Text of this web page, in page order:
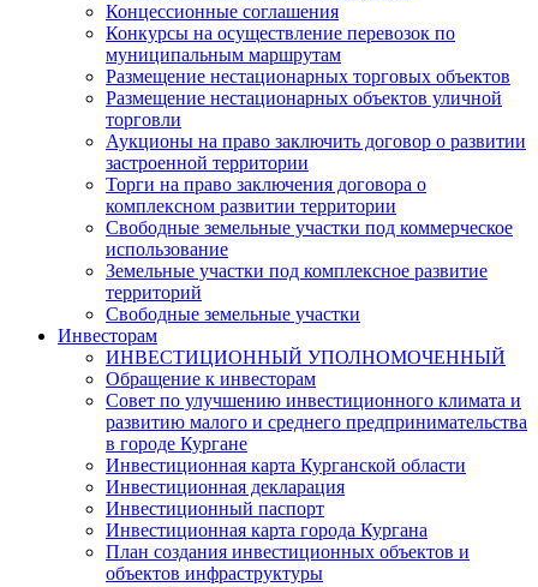
Концессионные соглашения
Конкурсы на осуществление перевозок по
муниципальным маршрутам
Размещение нестационарных торговых объектов
Размещение нестационарных объектов уличной
торговли
Аукционы на право заключить договор о развитии
застроенной территории
Торги на право заключения договора о
комплексном развитии территории
Свободные земельные участки под коммерческое
использование
Земельные участки под комплексное развитие
территорий
Свободные земельные участки
Инвесторам
ИНВЕСТИЦИОННЫЙ УПОЛНОМОЧЕННЫЙ
Обращение к инвесторам
Совет по улучшению инвестиционного климата и
развитию малого и среднего предпринимательства
в городе Кургане
Инвестиционная карта Курганской области
Инвестиционная декларация
Инвестиционный паспорт
Инвестиционная карта города Кургана
План создания инвестиционных объектов и
объектов инфраструктуры